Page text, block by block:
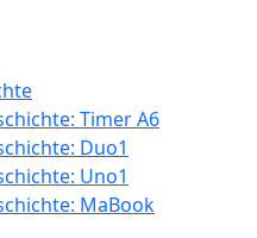
Timer A6
Duo1
Uno1
MaBook